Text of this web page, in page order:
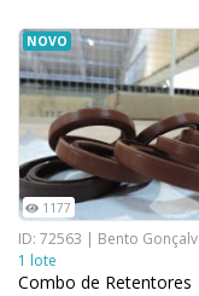
NOVO
1177
ID: 72563 | Bento
1 lote
Combo de Retentores